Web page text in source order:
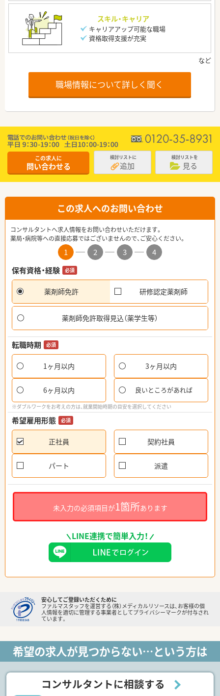
スキル・キャリア
キャリアアップ可能な職場
資格取得支援が充実
職場情報について詳しく聞く
この求人に
問い合わせる
検討リストに
追加
検討リストを
見る
この求人へのお問い合わせ
コンサルタントへ求人情報をお問い合わせいただけます。
薬局・病院等への直接応募ではございませんので、ご安心ください。
1 2 3
4
保有資格・経験
必須
薬剤師免許 研修認定薬剤師
薬剤師免許取得見込（薬学生等）
転職時期 必須
1ヶ月以内 3ヶ月以内
6ヶ月以内 良いところがあれば
※ダブルワークをお考えの方は、就業開始時期の目安を選択してください
希望雇用形態 必須
正社員 契約社員
パート 派遣
未入力の必須項目が1箇所あります
LINE連携で簡単入力！
安心してご登録いただくために
ファルマスタッフを運営する（株）メディカルリソースは、お客様の個
人情報を適切に管理する事業者としてプライバシーマークが付与され
ています。
希望の求人が見つからない…という方は
コンサルタントに相談する